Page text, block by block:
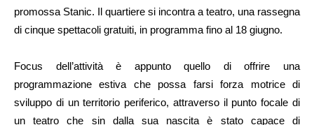
promossa Stanic. Il quartiere si incontra a teatro, una rassegna
di cinque spettacoli gratuiti, in programma fino al 18 giugno.
Focus dell’attività è appunto quello di offrire una
programmazione estiva che possa farsi forza motrice di
sviluppo di un territorio periferico, attraverso il punto focale di
un teatro che sin dalla sua nascita è stato capace di